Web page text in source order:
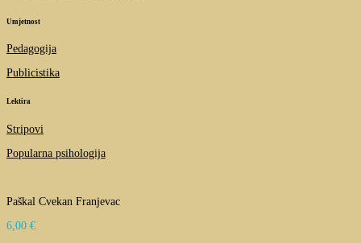
Umjetnost
Pedagogija
Publicistika
Lektira
Stripovi
Popularna psihologija
Paškal Cvekan Franjevac
6,00 €